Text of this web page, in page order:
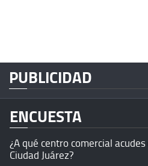
PUBLICIDAD
ENCUESTA
¿A qué centro comercial
Ciudad Juárez?